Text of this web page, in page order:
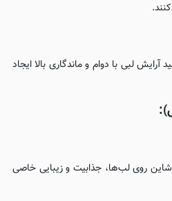
آرایش لبی با دوام و ماندگاری بالا ایجاد
روی لب‌ها، جذابیت و زیبایی خاصی